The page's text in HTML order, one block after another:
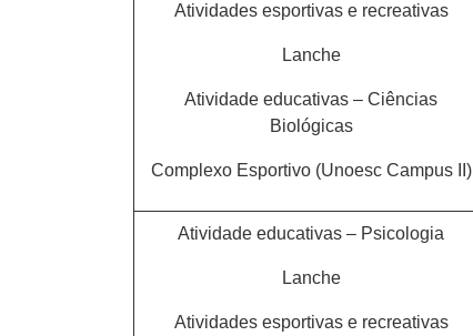
Atividades esportivas e recreativas
Lanche
Atividade educativas – Ciências
Biológicas
Complexo Esportivo (Unoesc Campus II)
Atividade educativas – Psicologia
Lanche
Atividades esportivas e recreativas